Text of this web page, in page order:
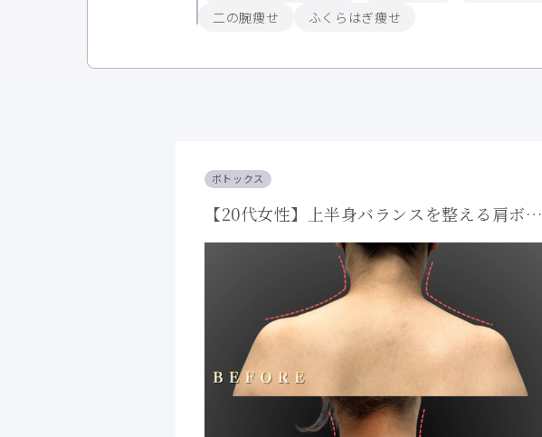
二の腕痩せ
ふくらはぎ痩せ
ボトックス
【20代女性】上半身バランスを整える肩ボト
ックス症例｜大阪 心斎橋BiBiクリニック